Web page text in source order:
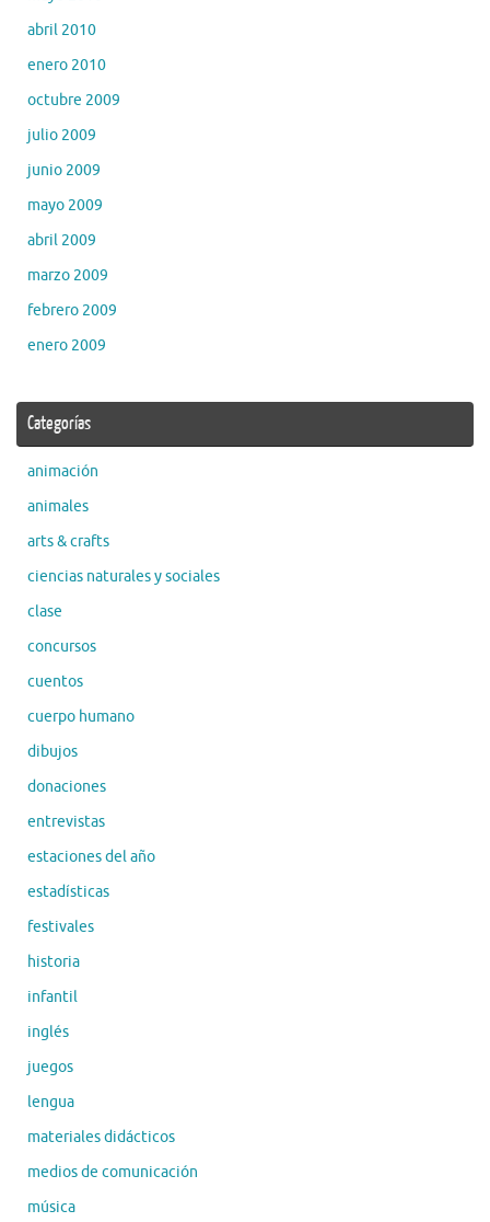
abril 2010
enero 2010
octubre 2009
julio 2009
junio 2009
mayo 2009
abril 2009
marzo 2009
febrero 2009
enero 2009
Categorías
animación
animales
arts & crafts
ciencias naturales y sociales
clase
concursos
cuentos
cuerpo humano
dibujos
donaciones
entrevistas
estaciones del año
estadísticas
festivales
historia
infantil
inglés
juegos
lengua
materiales didácticos
medios de comunicación
música